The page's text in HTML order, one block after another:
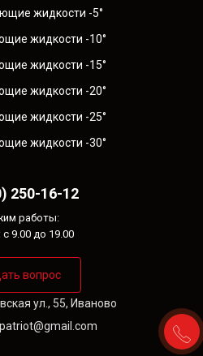
жидкости -5°
жидкости -10°
жидкости -15°
жидкости -20°
жидкости -25°
жидкости -30°
ул., 55, Иваново
250-16-12
работы:
9.00 до 19.00
вопрос